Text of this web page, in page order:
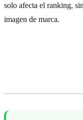
solo afecta el ranking,
imagen de marca.